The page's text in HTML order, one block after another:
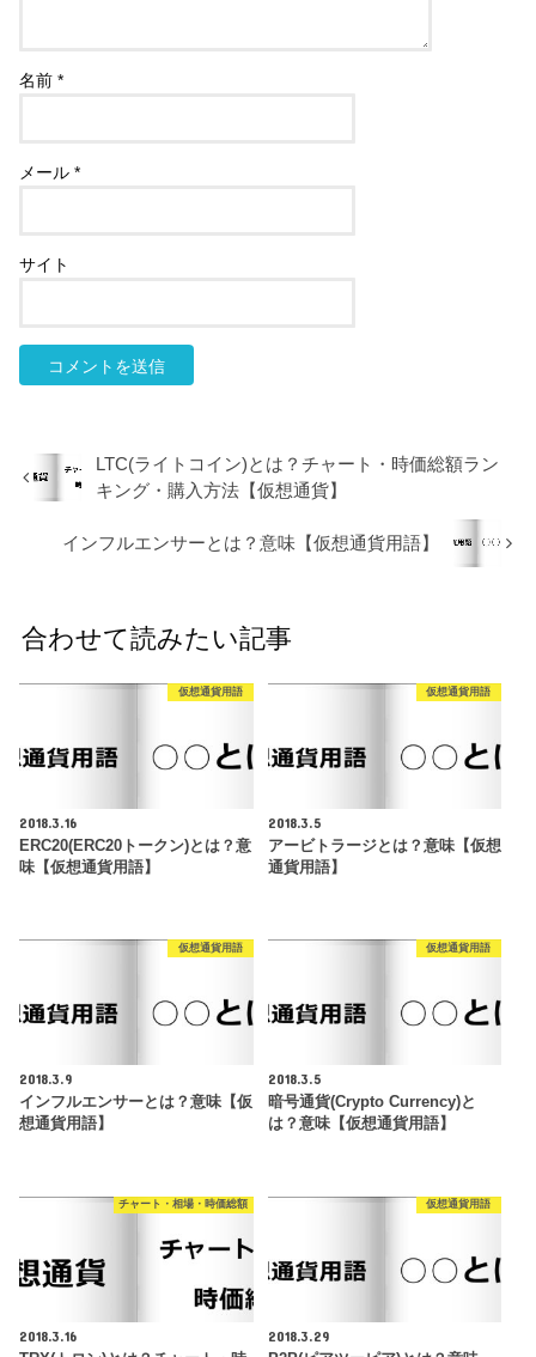
名前*
メール*
サイト
LTC(ライトコイン)とは？チャート・時価総額ラン
キング・購入方法【仮想通貨】
インフルエンサーとは？意味【仮想通貨用語】
合わせて読みたい記事
仮想通貨用語
2018.3.16
ERC20(ERC20トークン)とは？意
味【仮想通貨用語】
仮想通貨用語
2018.3.5
アービトラージとは？意味【仮想
通貨用語】
仮想通貨用語
2018.3.9
インフルエンサーとは？意味【仮
想通貨用語】
仮想通貨用語
2018.3.5
暗号通貨(Crypto Currency)と
は？意味【仮想通貨用語】
チャート・相場・時価総額
2018.3.16
仮想通貨用語
2018.3.29